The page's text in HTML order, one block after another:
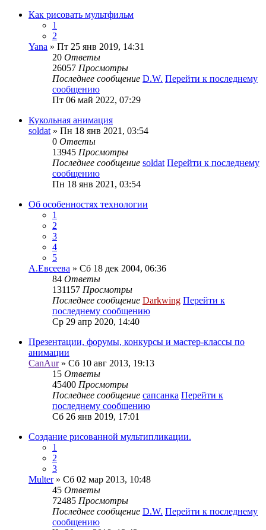
Как рисовать мультфильм
1
2
Yana » Пт 25 янв 2019, 14:31
20 Ответы
26057 Просмотры
Последнее сообщение D.W. Перейти к последнему
сообщению
Пт 06 май 2022, 07:29
Кукольная анимация
soldat » Пн 18 янв 2021, 03:54
0 Ответы
13945 Просмотры
Последнее сообщение soldat Перейти к последнему
сообщению
Пн 18 янв 2021, 03:54
Об особенностях технологии
1
2
3
4
5
А.Евсеева » Сб 18 дек 2004, 06:36
84 Ответы
131157 Просмотры
Последнее сообщение Darkwing Перейти к
последнему сообщению
Ср 29 апр 2020, 14:40
Презентации, форумы, конкурсы и мастер-классы по
анимации
CanAur» Сб 10 авг 2013, 19:13
15 Ответы
45400 Просмотры
Последнее сообщение сапсанка Перейти к
последнему сообщению
Сб 26 янв 2019, 17:01
Создание рисованной мультипликации.
1
2
3
Multer» Сб 02 мар 2013, 10:48
45 Ответы
72485 Просмотры
Последнее сообщение D.W. Перейти к последнему
сообщению